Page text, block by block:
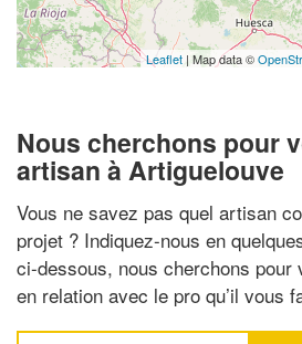
Leaflet | Map data ©
Nous cherchons pour
artisan à Artiguelouve
Vous ne savez pas quel artisan
projet ? Indiquez-nous en
ci-dessous, nous cherchons pour
en relation avec le pro qu’il vous